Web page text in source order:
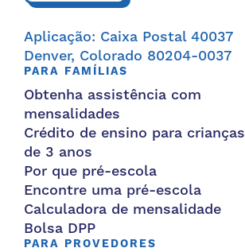
Aplicação: Caixa Postal 40037
Denver, Colorado 80204-0037
PARA FAMÍLIAS
Obtenha assistência com
mensalidades
Crédito de ensino para crianças
de 3 anos
Por que pré-escola
Encontre uma pré-escola
Calculadora de mensalidade
Bolsa DPP
PARA PROVEDORES